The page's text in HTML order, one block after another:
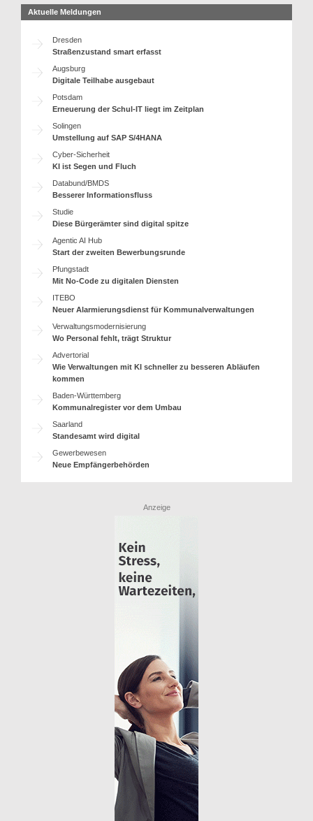
Aktuelle Meldungen
Dresden
Straßenzustand smart erfasst
Augsburg
Digitale Teilhabe ausgebaut
Potsdam
Erneuerung der Schul-IT liegt im Zeitplan
Solingen
Umstellung auf SAP S/4HANA
Cyber-Sicherheit
KI ist Segen und Fluch
Databund/BMDS
Besserer Informationsfluss
Studie
Diese Bürgerämter sind digital spitze
Agentic AI Hub
Start der zweiten Bewerbungsrunde
Pfungstadt
Mit No-Code zu digitalen Diensten
ITEBO
Neuer Alarmierungsdienst für Kommunalverwaltungen
Verwaltungsmodernisierung
Wo Personal fehlt, trägt Struktur
Advertorial
Wie Verwaltungen mit KI schneller zu besseren Abläufen
kommen
Baden-Württemberg
Kommunalregister vor dem Umbau
Saarland
Standesamt wird digital
Gewerbewesen
Neue Empfängerbehörden
Anzeige